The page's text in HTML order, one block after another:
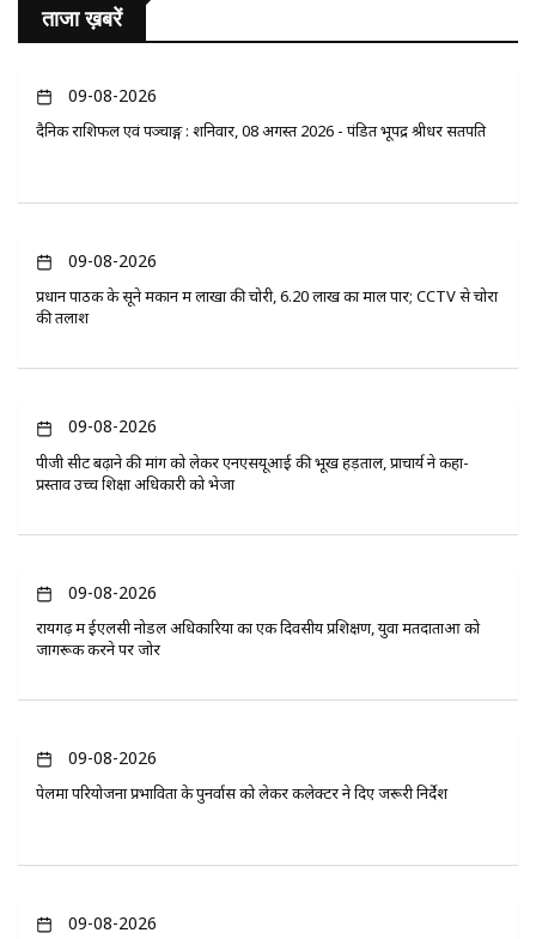
ताजा ख़बरें
09-08-2026
दैनिक राशिफल एवं पञ्चाङ्ग : शनिवार, 08 अगस्त 2026 - पंडित भूपेंद्र श्रीधर सतपति
09-08-2026
प्रधान पाठक के सूने मकान में लाखों की चोरी, 6.20 लाख का माल पार; CCTV से चोरों
की तलाश
09-08-2026
पीजी सीट बढ़ाने की मांग को लेकर एनएसयूआई की भूख हड़ताल, प्राचार्य ने कहा-
प्रस्ताव उच्च शिक्षा अधिकारी को भेजा
09-08-2026
रायगढ़ में ईएलसी नोडल अधिकारियों का एक दिवसीय प्रशिक्षण, युवा मतदाताओं को
जागरूक करने पर जोर
09-08-2026
पेलमा परियोजना प्रभावितों के पुनर्वास को लेकर कलेक्टर ने दिए जरूरी निर्देश
09-08-2026